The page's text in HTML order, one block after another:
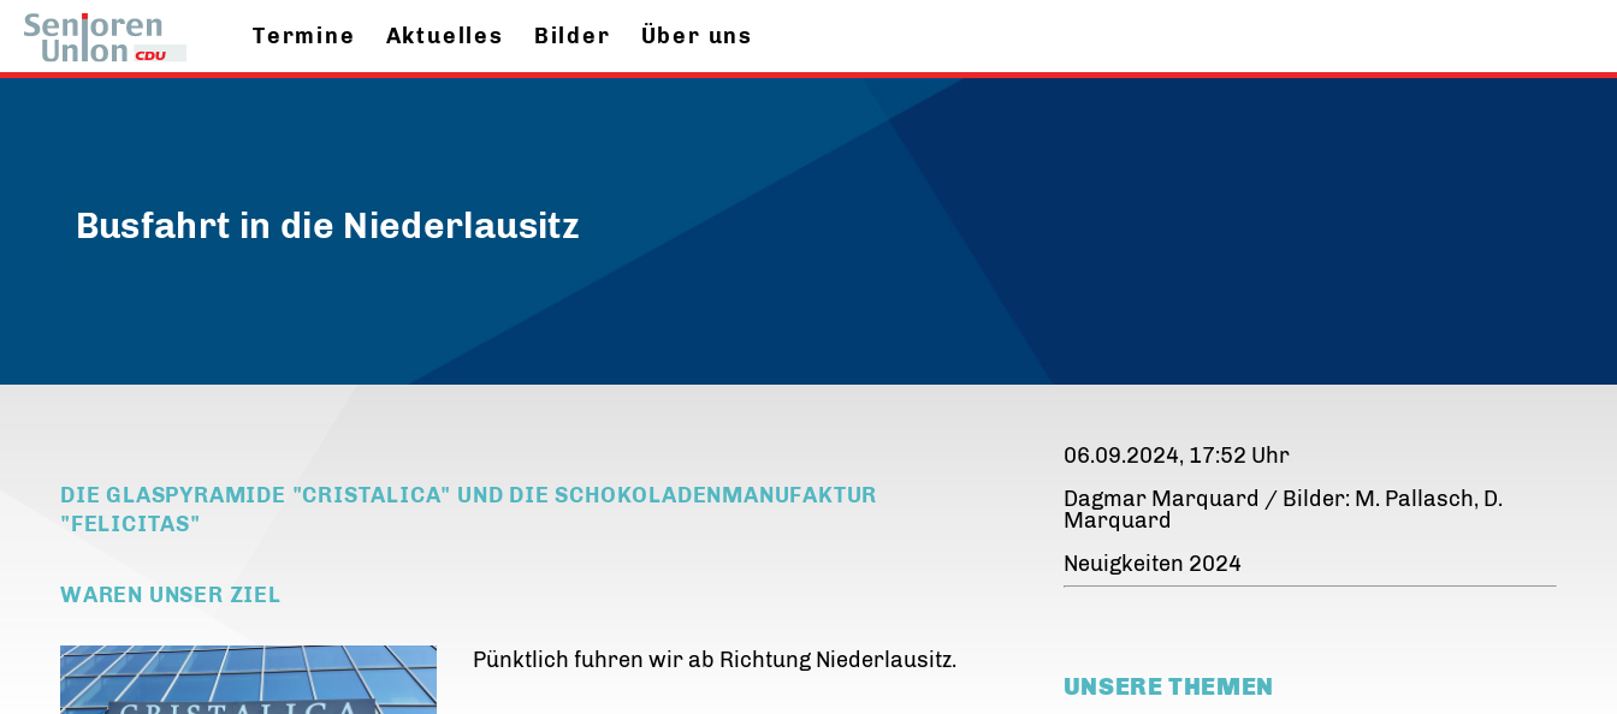
Termine Aktuelles Bilder Über uns
Busfahrt in die Niederlausitz
DIE GLASPYRAMIDE "CRISTALICA" UND DIE SCHOKOLADENMANUFAKTUR
"FELICITAS"
WAREN UNSER ZIEL
Pünktlich fuhren wir ab Richtung Niederlausitz.
06.09.2024, 17:52 Uhr
Dagmar Marquard / Bilder: M. Pallasch, D.
Marquard
Neuigkeiten 2024
UNSERE THEMEN